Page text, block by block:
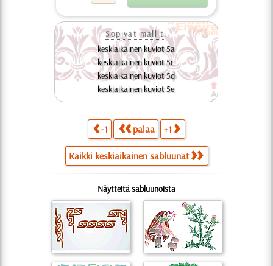
Sopivat mallit:
keskiaikainen kuviot 5a
keskiaikainen kuviot 5c
keskiaikainen kuviot 5d
keskiaikainen kuviot 5e
-1 palaa +1
Kaikki keskiaikainen sabluunat
Näytteitä sabluunoista